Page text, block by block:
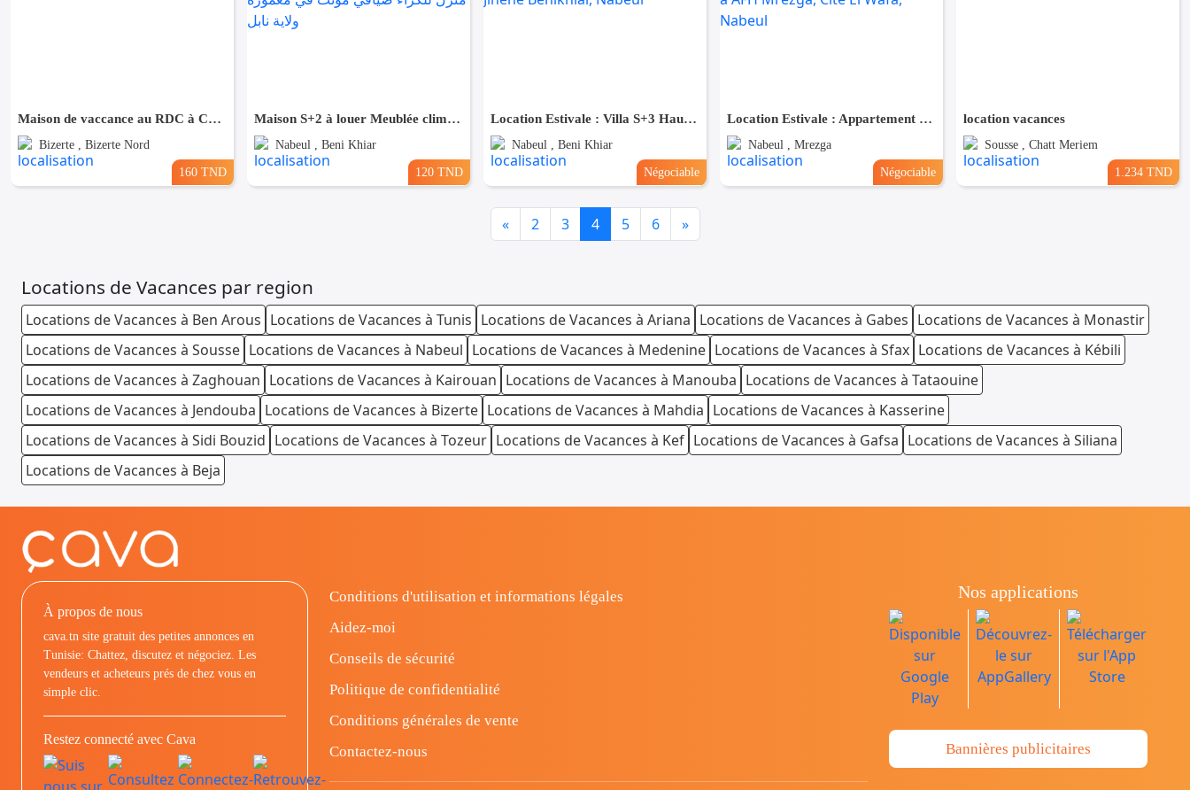
Maison de vaccance au RDC à Corniche Bizerte
Bizerte , Bizerte Nord
160 TND
Maison S+2 à louer Meublée climatisé à Mamoura Nabeul , منزل للكراء صيافي مؤثث في معمورة ولاية نابل
Nabeul , Beni Khiar
120 TND
Location Estivale : Villa S+3 Haut Standing Avec Piscine à Jinene Benikhiar, Nabeul
Nabeul , Beni Khiar
Négociable
Location Estivale : Appartement S+1 Avec Terrasse à AFH Mrezga, Cité El Wafa, Nabeul
Nabeul , Mrezga
Négociable
location vacances
Sousse , Chatt Meriem
1.234 TND
«Previous
2 3 4 5 6 »Next
Locations de Vacances par region
Locations de Vacances à Ben Arous Locations de Vacances à Tunis Locations de Vacances à Ariana Locations de Vacances à Gabes Locations de Vacances à Monastir
Locations de Vacances à Sousse Locations de Vacances à Nabeul Locations de Vacances à Medenine Locations de Vacances à Sfax Locations de Vacances à Kébili
Locations de Vacances à Zaghouan Locations de Vacances à Kairouan Locations de Vacances à Manouba Locations de Vacances à Tataouine
Locations de Vacances à Jendouba Locations de Vacances à Bizerte Locations de Vacances à Mahdia Locations de Vacances à Kasserine
Locations de Vacances à Sidi Bouzid Locations de Vacances à Tozeur Locations de Vacances à Kef Locations de Vacances à Gafsa Locations de Vacances à Siliana
Locations de Vacances à Beja
À propos de nous
cava.tn site gratuit des petites annonces en
Tunisie: Chattez, discutez et négociez. Les
vendeurs et acheteurs prés de chez vous en
simple clic.
Restez connecté avec Cava
Conditions d'utilisation et informations légales
Aidez-moi
Conseils de sécurité
Politique de confidentialité
Conditions générales de vente
Contactez-nous
Nos applications
Bannières publicitaires